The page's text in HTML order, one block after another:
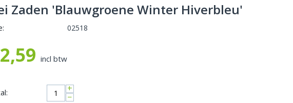
Zaden 'Blauwgroene Winter Hiverbleu'
02518
2,59 incl btw
+
−